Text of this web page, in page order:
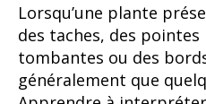
Lorsqu’une plante
des taches, des
tombantes ou des
généralement que